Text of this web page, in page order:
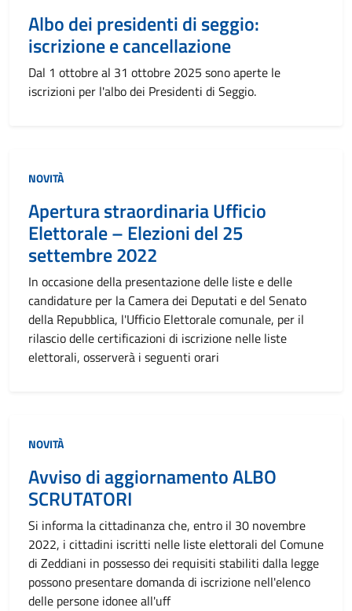
Albo dei presidenti di seggio:
iscrizione e cancellazione
Dal 1 ottobre al 31 ottobre 2025 sono aperte le
iscrizioni per l'albo dei Presidenti di Seggio.
NOVITÀ
Apertura straordinaria Ufficio
Elettorale – Elezioni del 25
settembre 2022
In occasione della presentazione delle liste e delle
candidature per la Camera dei Deputati e del Senato
della Repubblica, l'Ufficio Elettorale comunale, per il
rilascio delle certificazioni di iscrizione nelle liste
elettorali, osserverà i seguenti orari
NOVITÀ
Avviso di aggiornamento ALBO
SCRUTATORI
Si informa la cittadinanza che, entro il 30 novembre
2022, i cittadini iscritti nelle liste elettorali del Comune
di Zeddiani in possesso dei requisiti stabiliti dalla legge
possono presentare domanda di iscrizione nell'elenco
delle persone idonee all'uff